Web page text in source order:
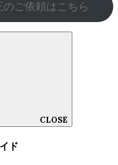
ご依頼はこちら
CLOSE
ド